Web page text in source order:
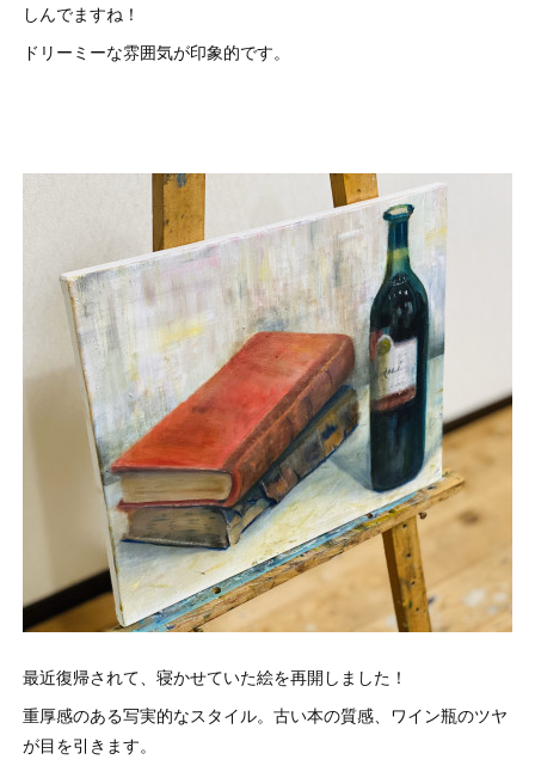
しんでますね！
ドリーミーな雰囲気が印象的です。
最近復帰されて、寝かせていた絵を再開しました！
重厚感のある写実的なスタイル。古い本の質感、ワイン瓶のツヤ
が目を引きます。